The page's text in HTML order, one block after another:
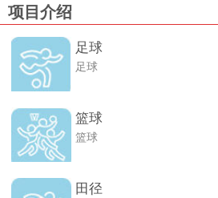
项目介绍
足球
足球
篮球
篮球
田径